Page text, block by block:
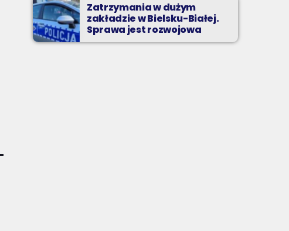
Zatrzymania w dużym
zakładzie w Bielsku-Białej.
Sprawa jest rozwojowa